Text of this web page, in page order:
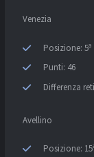
Venezia
Posizione: 5ª
Punti: 46
Differenza
Avellino
Posizione: